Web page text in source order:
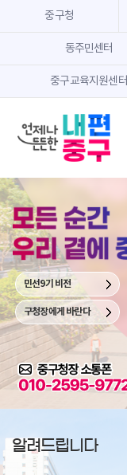
중구청
동주민센터
중구교육지원센터
민선9기 비전
구청장에게 바란다
알려드립니다